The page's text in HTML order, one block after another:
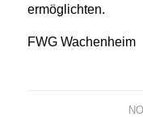
ermöglichten.
FWG Wachenheim